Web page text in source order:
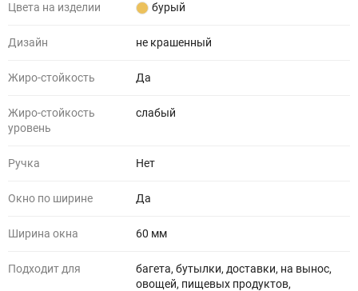
Цвета на изделии бурый
Дизайн не крашенный
Жиро-стойкость Да
Жиро-стойкость
уровень
слабый
Ручка Нет
Окно по ширине Да
Ширина окна 60 мм
Подходит для
багета, бутылки, доставки, на вынос,
овощей, пищевых продуктов,